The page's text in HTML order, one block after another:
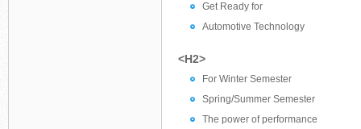
Get Ready for
Automotive Technology
<H2>
For Winter Semester
Spring/Summer Semester
The power of performance